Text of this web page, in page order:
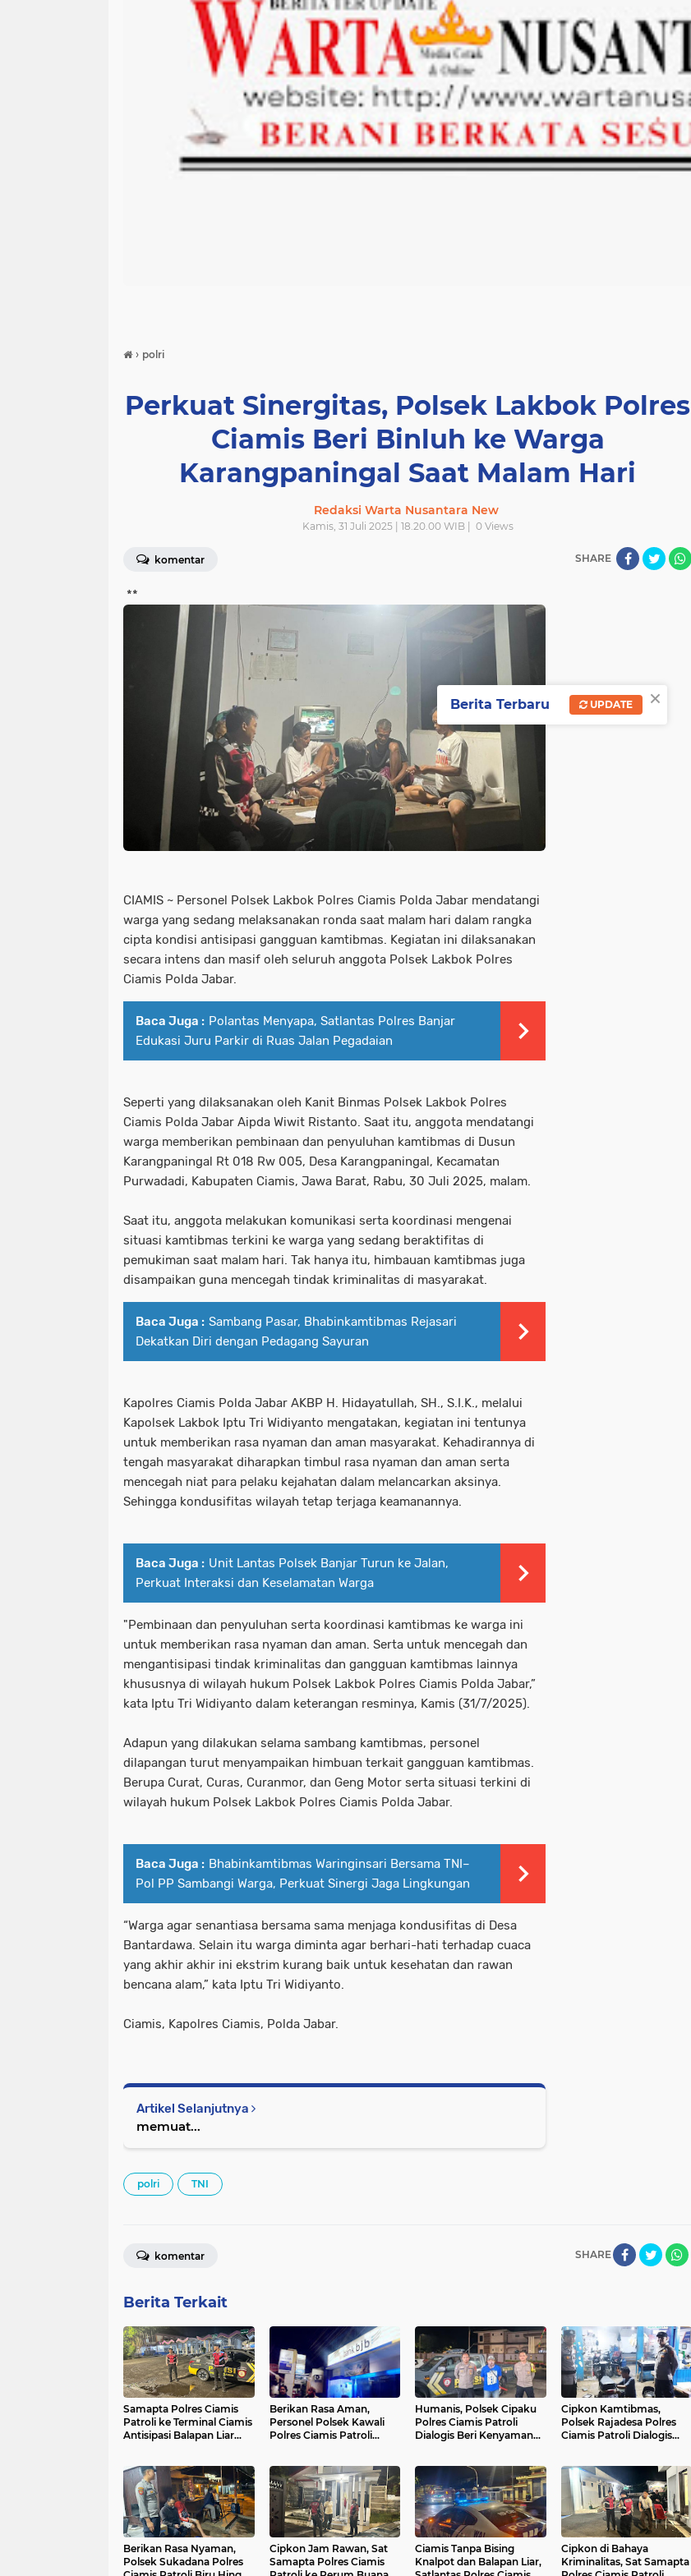
› polri
Perkuat Sinergitas, Polsek Lakbok Polres
Ciamis Beri Binluh ke Warga
Karangpaningal Saat Malam Hari
Redaksi Warta Nusantara New
Kamis, 31 Juli 2025 | 18.20.00 WIB | 0Views
komentar SHARE
**
CIAMIS ~ Personel Polsek Lakbok Polres Ciamis Polda Jabar mendatangi
warga yang sedang melaksanakan ronda saat malam hari dalam rangka
cipta kondisi antisipasi gangguan kamtibmas. Kegiatan ini dilaksanakan
secara intens dan masif oleh seluruh anggota Polsek Lakbok Polres
Ciamis Polda Jabar.
Baca Juga : Polantas Menyapa, Satlantas Polres Banjar
Edukasi Juru Parkir di Ruas Jalan Pegadaian
Seperti yang dilaksanakan oleh Kanit Binmas Polsek Lakbok Polres
Ciamis Polda Jabar Aipda Wiwit Ristanto. Saat itu, anggota mendatangi
warga memberikan pembinaan dan penyuluhan kamtibmas di Dusun
Karangpaningal Rt 018 Rw 005, Desa Karangpaningal, Kecamatan
Purwadadi, Kabupaten Ciamis, Jawa Barat, Rabu, 30 Juli 2025, malam.
Saat itu, anggota melakukan komunikasi serta koordinasi mengenai
situasi kamtibmas terkini ke warga yang sedang beraktifitas di
pemukiman saat malam hari. Tak hanya itu, himbauan kamtibmas juga
disampaikan guna mencegah tindak kriminalitas di masyarakat.
Baca Juga : Sambang Pasar, Bhabinkamtibmas Rejasari
Dekatkan Diri dengan Pedagang Sayuran
Kapolres Ciamis Polda Jabar AKBP H. Hidayatullah, SH., S.I.K., melalui
Kapolsek Lakbok Iptu Tri Widiyanto mengatakan, kegiatan ini tentunya
untuk memberikan rasa nyaman dan aman masyarakat. Kehadirannya di
tengah masyarakat diharapkan timbul rasa nyaman dan aman serta
mencegah niat para pelaku kejahatan dalam melancarkan aksinya.
Sehingga kondusifitas wilayah tetap terjaga keamanannya.
Baca Juga : Unit Lantas Polsek Banjar Turun ke Jalan,
Perkuat Interaksi dan Keselamatan Warga
"Pembinaan dan penyuluhan serta koordinasi kamtibmas ke warga ini
untuk memberikan rasa nyaman dan aman. Serta untuk mencegah dan
mengantisipasi tindak kriminalitas dan gangguan kamtibmas lainnya
khususnya di wilayah hukum Polsek Lakbok Polres Ciamis Polda Jabar,”
kata Iptu Tri Widiyanto dalam keterangan resminya, Kamis (31/7/2025).
Adapun yang dilakukan selama sambang kamtibmas, personel
dilapangan turut menyampaikan himbuan terkait gangguan kamtibmas.
Berupa Curat, Curas, Curanmor, dan Geng Motor serta situasi terkini di
wilayah hukum Polsek Lakbok Polres Ciamis Polda Jabar.
Baca Juga : Bhabinkamtibmas Waringinsari Bersama TNI–
Pol PP Sambangi Warga, Perkuat Sinergi Jaga Lingkungan
“Warga agar senantiasa bersama sama menjaga kondusifitas di Desa
Bantardawa. Selain itu warga diminta agar berhari-hati terhadap cuaca
yang akhir akhir ini ekstrim kurang baik untuk kesehatan dan rawan
bencana alam,” kata Iptu Tri Widiyanto.
Ciamis, Kapolres Ciamis, Polda Jabar.
Artikel Selanjutnya
memuat...
polri TNI
SHARE
komentar
Berita Terkait
Samapta Polres Ciamis
Patroli ke Terminal Ciamis
Antisipasi Balapan Liar
Berikan Rasa Aman,
Personel Polsek Kawali
Polres Ciamis Patroli
Humanis, Polsek Cipaku
Polres Ciamis Patroli
Dialogis Beri Kenyamanan
Cipkon Kamtibmas,
Polsek Rajadesa Polres
Ciamis Patroli Dialogis
Berikan Rasa Nyaman,
Polsek Sukadana Polres
Cipkon Jam Rawan, Sat
Samapta Polres Ciamis
Ciamis Tanpa Bising
Knalpot dan Balapan Liar,
Cipkon di Bahaya
Kriminalitas, Sat Samapta
×
Berita Terbaru UPDATE